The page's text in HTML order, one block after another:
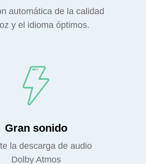
automática de la calidad
y el idioma óptimos.
Gran sonido
la descarga de audio
Dolby Atmos